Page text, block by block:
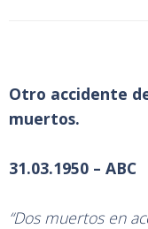
Otro accidente
muertos.
31.03.1950 – ABC
“Dos muertos en